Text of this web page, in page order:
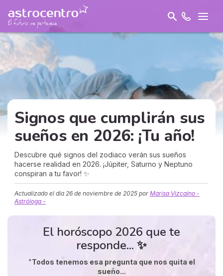
Signos que cumplirán sus
sueños en 2026: ¡Tu año!
Descubre qué signos del zodiaco verán sus sueños
hacerse realidad en 2026. ¡Júpiter, Saturno y Neptuno
conspiran a tu favor! ✨
Actualizado el día 26 de noviembre de 2025 por Marisa Vizcaíno -
Astróloga -
El horóscopo 2026 que te
responde... ✨
"Todos tenemos esa pregunta que nos quita el
sueño...